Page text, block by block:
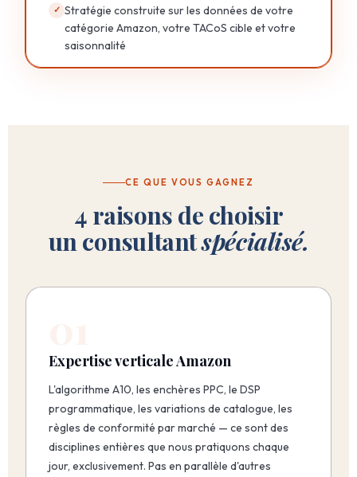
✓ Stratégie construite sur les données de votre
catégorie Amazon, votre TACoS cible et votre
saisonnalité
CE QUE VOUS GAGNEZ
4 raisons de choisir
un consultantspécialisé.
Expertise verticale Amazon
L'algorithme A10, les enchères PPC, le DSP
programmatique, les variations de catalogue, les
règles de conformité par marché — ce sont des
disciplines entières que nous pratiquons chaque
jour, exclusivement. Pas en parallèle d'autres